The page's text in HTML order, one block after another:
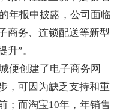
年报中披露，公司面临
商务、连锁配送等新型
升”。
创建了电子商务网
，可因为缺乏支持和重
；而淘宝10年，年销售